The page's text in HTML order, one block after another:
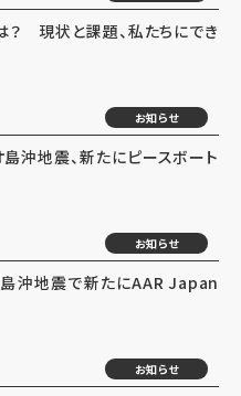
？ 現状と課題、私たちにでき
お知らせ
島沖地震、新たにピースボート
お知らせ
島沖地震で新たにAAR Japan
お知らせ